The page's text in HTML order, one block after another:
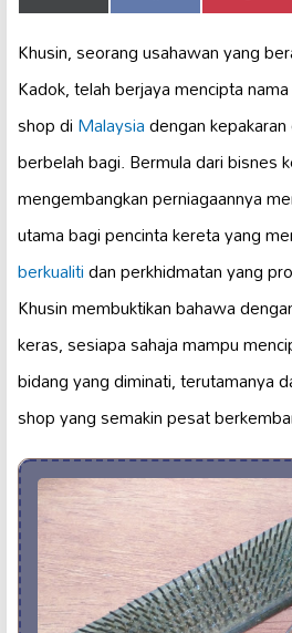
on
(Twitter) on on
Khusin, seorang usahawan yang
Kadok, telah berjaya mencipta
shop diMalaysiadengan
berbelah bagi. Bermula dari bisnes
mengembangkan perniagaannya
utama bagi pencinta kereta yang
berkualitidan perkhidmatan yang
Khusin membuktikan bahawa
keras, sesiapa sahaja mampu
bidang yang diminati, terutamanya
shop yang semakin pesat